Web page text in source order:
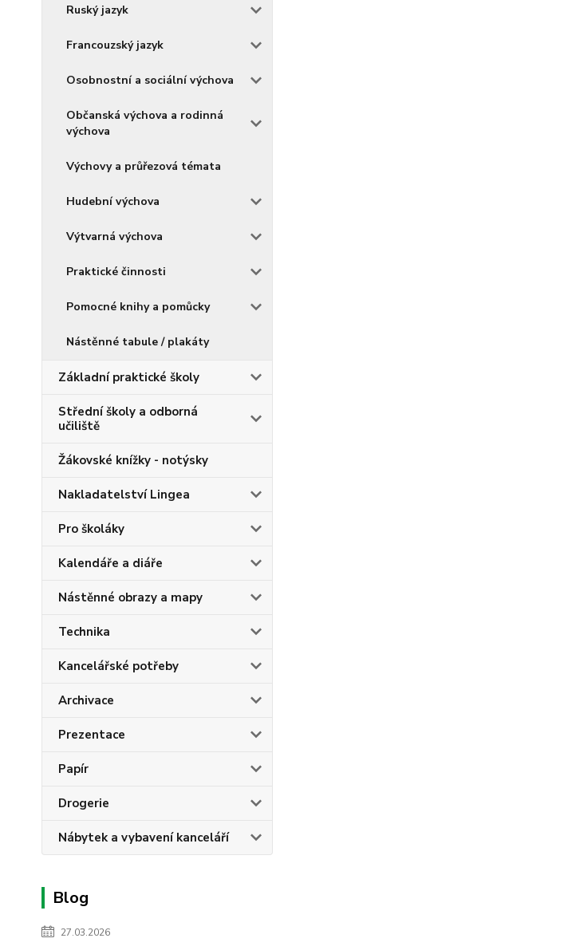
Ruský jazyk
Francouzský jazyk
Osobnostní a sociální výchova
Občanská výchova a rodinná
výchova
Výchovy a průřezová témata
Hudební výchova
Výtvarná výchova
Praktické činnosti
Pomocné knihy a pomůcky
Nástěnné tabule / plakáty
Základní praktické školy
Střední školy a odborná
učiliště
Žákovské knížky - notýsky
Nakladatelství Lingea
Pro školáky
Kalendáře a diáře
Nástěnné obrazy a mapy
Technika
Kancelářské potřeby
Archivace
Prezentace
Papír
Drogerie
Nábytek a vybavení kanceláří
Blog
27.03.2026